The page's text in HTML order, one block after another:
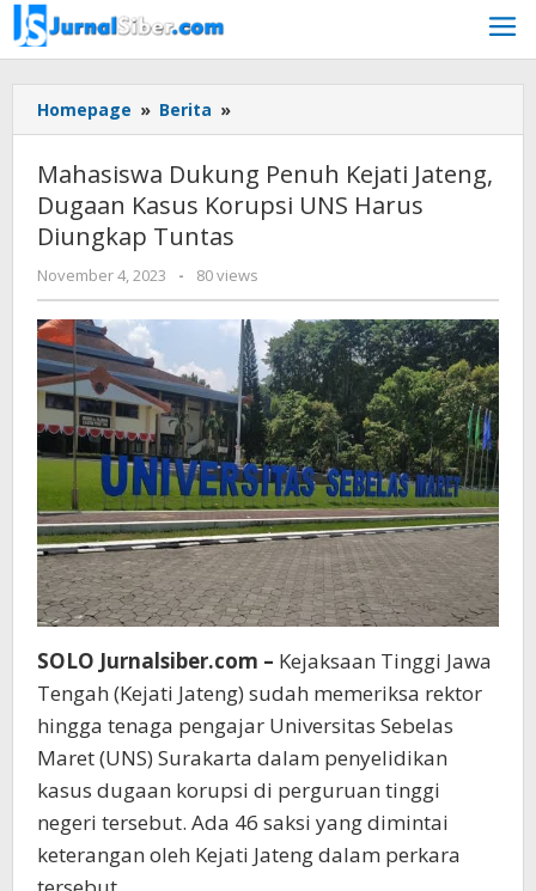
Skip
to
content
Homepage » Berita »
Dukung
Kejati
Jateng,
Korupsi
UNS
Harus
Diungkap
Tuntas
Mahasiswa Dukung Penuh Kejati Jateng,
Dugaan Kasus Korupsi UNS Harus
Diungkap Tuntas
November 4, 2023
by
Jurnalsiber
- 80 views
SOLO Jurnalsiber.com – Kejaksaan Tinggi Jawa
Tengah (Kejati Jateng) sudah memeriksa rektor
hingga tenaga pengajar Universitas Sebelas
Maret (UNS) Surakarta dalam penyelidikan
kasus dugaan korupsi di perguruan tinggi
negeri tersebut. Ada 46 saksi yang dimintai
keterangan oleh Kejati Jateng dalam perkara